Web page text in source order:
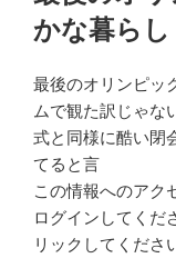
かな暮らし
最後のオリンピッ
ムで観た訳じゃな
式と同様に酷い閉
てると言
この情報へのアク
ログインしてくだ
リックしてくださ